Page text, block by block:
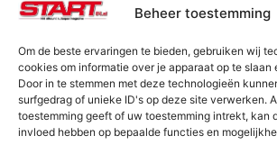
Beheer toestemming
Om de beste ervaringen te bieden, gebruiken wij
cookies om informatie over je apparaat op te slaan
Door in te stemmen met deze technologieën
surfgedrag of unieke ID's op deze site verwerken.
toestemming geeft of uw toestemming intrekt, kan
invloed hebben op bepaalde functies en
René Lammers slaat zijn slag met